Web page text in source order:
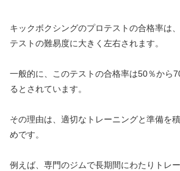
キックボクシングのプロテストの合格率は
テストの難易度に大きく左右されます。
一般的に、このテストの合格率は50％から
るとされています。
その理由は、適切なトレーニングと準備を
めです。
例えば、専門のジムで長期間にわたりトレ